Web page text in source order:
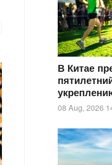
В Китае
населения
08 Aug, 2026